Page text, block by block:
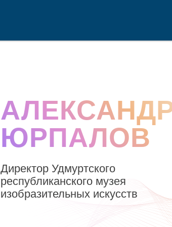
ЮРПАЛОВ
Директор Удмуртского
республиканского музея
изобразительных искусств